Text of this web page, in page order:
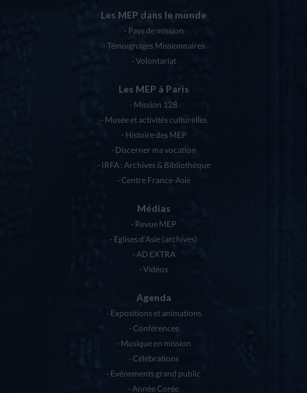
Les MEP dans le monde
Pays de mission
Témoignages Missionnaires
Volontariat
Les MEP à Paris
Mission 128
Musée et activités culturelles
Histoire des MEP
Discerner ma vocation
IRFA : Archives & Bibliothèque
Centre France-Asie
Médias
Revue MEP
Eglises d’Asie (archives)
AD EXTRA
Vidéos
Agenda
Expositions et animations
Conférences
Musique en mission
Célébrations
Evénements grand public
Année Corée